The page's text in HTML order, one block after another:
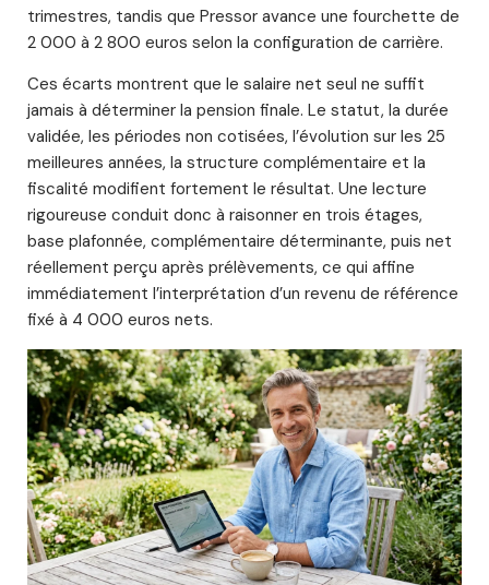
trimestres, tandis que Pressor avance une fourchette de
2 000 à 2 800 euros selon la configuration de carrière.
Ces écarts montrent que le salaire net seul ne suffit
jamais à déterminer la pension finale. Le statut, la durée
validée, les périodes non cotisées, l’évolution sur les 25
meilleures années, la structure complémentaire et la
fiscalité modifient fortement le résultat. Une lecture
rigoureuse conduit donc à raisonner en trois étages,
base plafonnée, complémentaire déterminante, puis net
réellement perçu après prélèvements, ce qui affine
immédiatement l’interprétation d’un revenu de référence
fixé à 4 000 euros nets.